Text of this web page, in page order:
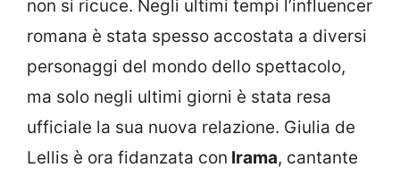
non si ricuce. Negli ultimi tempi l’influencer
romana è stata spesso accostata a diversi
personaggi del mondo dello spettacolo,
ma solo negli ultimi giorni è stata resa
ufficiale la sua nuova relazione. Giulia de
Lellis è ora fidanzata con Irama, cantante